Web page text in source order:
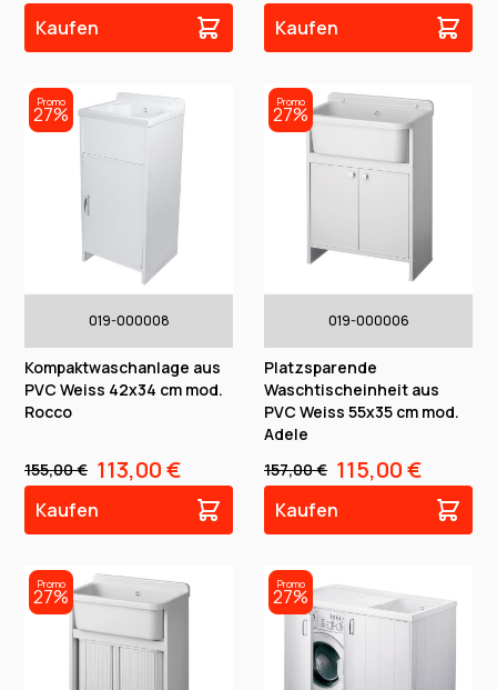
Kaufen Kaufen
Promo
27%
019-000008
Kompaktwaschanlage aus
PVC Weiss 42x34 cm mod.
Rocco
155,00 € 113,00 €
Kaufen
Promo
27%
019-000006
Platzsparende
Waschtischeinheit aus
PVC Weiss 55x35 cm mod.
Adele
157,00 € 115,00 €
Kaufen
Promo
27%
Promo
27%